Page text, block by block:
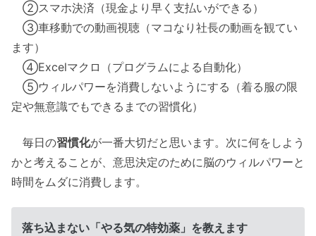
②スマホ決済（現金より早く支払いができる）
③車移動での動画視聴（マコなり社長の動画を観てい
ます）
④Excelマクロ（プログラムによる自動化）
⑤ウィルパワーを消費しないようにする（着る服の限
定や無意識でもできるまでの習慣化）
毎日の習慣化が一番大切だと思います。次に何をしよう
かと考えることが、意思決定のために脳のウィルパワーと
時間をムダに消費します。
落ち込まない「やる気の特効薬」を教えます